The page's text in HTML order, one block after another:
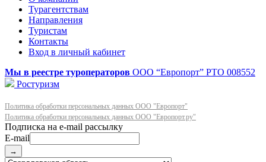
Турагентствам
Направления
Туристам
Контакты
Вход в личный кабинет
Мы в реестре туроператоров ООО “Европорт” РТО 008552
Ростуризм
Политика обработки персональных данных ООО "Европорт"
Политика обработки персональных данных ООО "Европорт.ру"
E-mail
→